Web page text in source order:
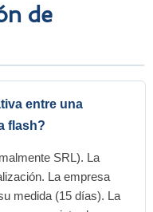
de
entre una
flash?
SRL). La
La empresa
medida (15 días). La